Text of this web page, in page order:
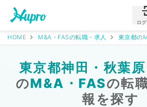
ロ
HOME M&A・FASの転職・求人 東京都の
東京都神田・秋葉
のM&A・FASの転
報を探す